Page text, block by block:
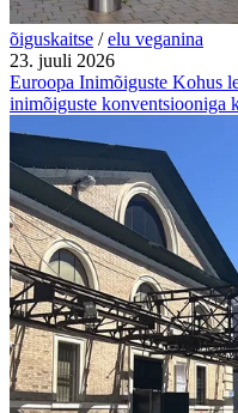
õiguskaitse / elu veganina
23. juuli 2026
Euroopa Inimõiguste Kohus
inimõiguste konventsiooniga